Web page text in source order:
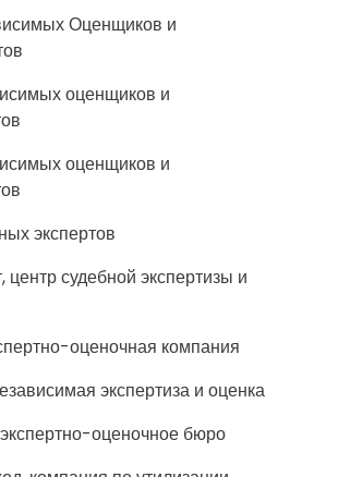
Оценщиков и
оценщиков и
оценщиков и
экспертов
центр судебной экспертизы и
оценочная компания
экспертиза и оценка
оценочное бюро